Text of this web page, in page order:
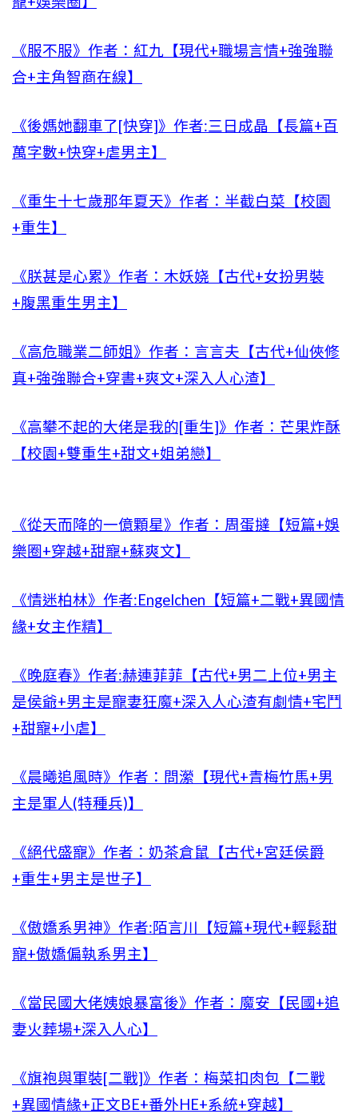
《服不服》作者：紅九【現代+職場言情+強強聯
合+主角智商在線】
《後媽她翻車了[快穿]》作者:三日成晶【長篇+百
萬字數+快穿+虐男主】
《重生十七歲那年夏天》作者：半截白菜【校園
+重生】
《朕甚是心累》作者：木妖娆【古代+女扮男裝
+腹黑重生男主】
《高危職業二師姐》作者：言言夫【古代+仙俠修
真+強強聯合+穿書+爽文+深入人心渣】
《高攀不起的大佬是我的[重生]》作者：芒果炸酥
【校園+雙重生+甜文+姐弟戀】
《從天而降的一億顆星》作者：周蛋撻【短篇+娛
樂圈+穿越+甜寵+蘇爽文】
《情迷柏林》作者:Engelchen【短篇+二戰+異國情
緣+女主作精】
《晚庭春》作者:赫連菲菲【古代+男二上位+男主
是侯爺+男主是寵妻狂魔+深入人心渣有劇情+宅鬥
+甜寵+小虐】
《晨曦追風時》作者：問瀠【現代+青梅竹馬+男
主是軍人(特種兵)】
《絕代盛寵》作者：奶茶倉鼠【古代+宮廷侯爵
+重生+男主是世子】
《傲嬌系男神》作者:陌言川【短篇+現代+輕鬆甜
寵+傲嬌偏執系男主】
《當民國大佬姨娘暴富後》作者：魔安【民國+追
妻火葬場+深入人心】
《旗袍與軍裝[二戰]》作者：梅菜扣肉包【二戰
+異國情緣+正文BE+番外HE+系統+穿越】